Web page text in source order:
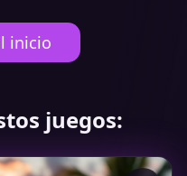
inicio
juegos: